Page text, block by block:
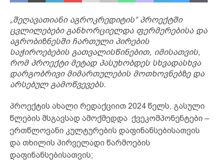
„შეღავათიანი აგროკრედიტის“ პროექტში
ცვლილებები განხორციელდა ფერმერებისა და
აგრობიზნესში ჩართული პირების
საჭიროებების გათვალისწინებით, იმისათვის,
რომ პროექტი მეტად პასუხობდეს სხვადასხვა
დარგობრივი მიმართულების მოთხოვნებზე და
არსებულ გამოწვევებს.
პროექტის ახალი რედაქციით 2024 წელს, გასული
წლების მსგავსად ამოქმედდა ქვეკომპონენტები –
ერთწლოვანი კულტურების დაფინანსებისათვის
და თხილის პირველადი წარმოების
დაფინანსებისათვის;